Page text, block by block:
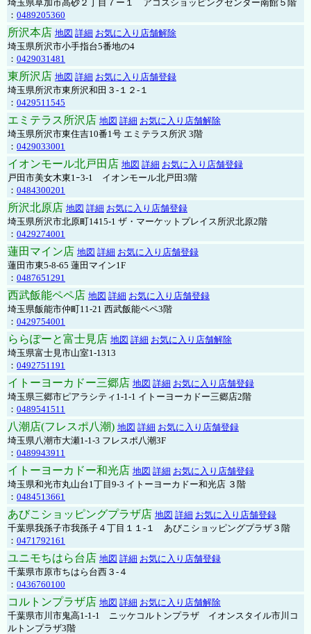
埼玉県草加市高砂２丁目７ー１ アコスショッピングセンター南館５階
： 0489205360
所沢本店 地図 詳細 お気に入り店舗解除
埼玉県所沢市小手指台5番地の4
： 0429031481
東所沢店 地図 詳細 お気に入り店舗登録
埼玉県所沢市東所沢和田３-１２-１
： 0429511545
エミテラス所沢店 地図 詳細 お気に入り店舗解除
埼玉県所沢市東住吉10番1号 エミテラス所沢 3階
： 0429033001
イオンモール北戸田店 地図 詳細 お気に入り店舗登録
戸田市美女木東1ｰ3‐1 イオンモール北戸田3階
： 0484300201
所沢北原店 地図 詳細 お気に入り店舗登録
埼玉県所沢市北原町1415-1 ザ・マーケットプレイス所沢北原2階
： 0429274001
蓮田マイン店 地図 詳細 お気に入り店舗登録
蓮田市東5-8-65 蓮田マイン1F
： 0487651291
西武飯能ペペ店 地図 詳細 お気に入り店舗登録
埼玉県飯能市仲町11-21 西武飯能ペペ3階
： 0429754001
ららぽーと富士見店 地図 詳細 お気に入り店舗解除
埼玉県富士見市山室1-1313
： 0492751191
イトーヨーカドー三郷店 地図 詳細 お気に入り店舗登録
埼玉県三郷市ピアラシティ1-1-1 イトーヨーカドー三郷店2階
： 0489541511
八潮店(フレスポ八潮) 地図 詳細 お気に入り店舗登録
埼玉県八潮市大瀬1-1-3 フレスポ八潮3F
： 0489943911
イトーヨーカドー和光店 地図 詳細 お気に入り店舗登録
埼玉県和光市丸山台1丁目9-3 イトーヨーカドー和光店 ３階
： 0484513661
あびこショッピングプラザ店 地図 詳細 お気に入り店舗登録
千葉県我孫子市我孫子４丁目１１-１ あびこショッピングプラザ３階
： 0471792161
ユニモちはら台店 地図 詳細 お気に入り店舗登録
千葉県市原市ちはら台西３-４
： 0436760100
コルトンプラザ店 地図 詳細 お気に入り店舗解除
千葉県市川市鬼高1-1-1 ニッケコルトンプラザ イオンスタイル市川コ
ルトンプラザ3階